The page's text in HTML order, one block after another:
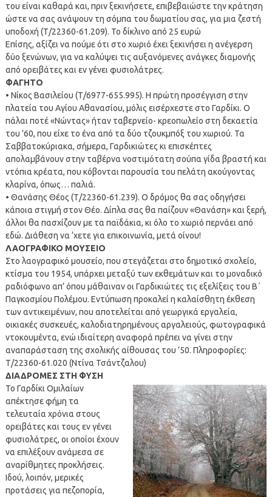
του είναι καθαρά και, πριν ξεκινήσετε, επιβεβαιώστε την κράτηση
ώστε να σας ανάψουν τη σόμπα του δωματίου σας, για μια ζεστή
υποδοχή (Τ/22360-61.209). Το δίκλινο από 25 ευρώ
Επίσης, αξίζει να πούμε ότι στο χωριό έχει ξεκινήσει η ανέγερση
δύο ξενώνων, για να καλύψει τις αυξανόμενες ανάγκες διαμονής
από ορειβάτες και εν γένει φυσιολάτρες.
ΦΑΓΗΤΟ
• Νίκος Βασιλείου (Τ/6977-655.995). Η πρώτη προσέγγιση στην
πλατεία του Αγίου Αθανασίου, μόλις εισέρχεστε στο Γαρδίκι. Ο
πάλαι ποτέ «Νώντας» ήταν ταβερνείο- κρεοπωλείο στη δεκαετία
του ’60, που είχε το ένα από τα δύο τζουκμπόξ του χωριού. Τα
Σαββατοκύριακα, σήμερα, Γαρδικιώτες κι επισκέπτες
απολαμβάνουν στην ταβέρνα νοστιμότατη σούπα γίδα βραστή και
ντόπια κρέατα, που κόβονται παρουσία του πελάτη ακούγοντας
κλαρίνα, όπως… παλιά.
• Θανάσης Θέος (Τ/22360-61.239). Ο δρόμος θα σας οδηγήσει
κάποια στιγμή στον Θέο. Δίπλα σας θα παίζουν «Θανάση» και ξερή,
άλλοι θα πασχίζουν με τα παϊδάκια, κι όλο το χωριό περνάει από
εδώ. Διάθεση να ‘χετε για επικοινωνία, μετά οίνου!
ΛΑΟΓΡΑΦΙΚΟ ΜΟΥΣΕΙΟ
Στο λαογραφικό μουσείο, που στεγάζεται στο δημοτικό σχολείο,
κτίσμα του 1954, υπάρχει μεταξύ των εκθεμάτων και το μοναδικό
ραδιόφωνο απ’ όπου μάθαιναν οι Γαρδικιώτες τις εξελίξεις του Β΄
Παγκοσμίου Πολέμου. Εντύπωση προκαλεί η καλαίσθητη έκθεση
των αντικειμένων, που αποτελείται από γεωργικά εργαλεία,
οικιακές συσκευές, καλοδιατηρημένους αργαλειούς, φωτογραφικά
ντοκουμέντα, ενώ ιδιαίτερη αναφορά πρέπει να γίνει στην
αναπαράσταση της σχολικής αίθουσας του ’50. Πληροφορίες:
Τ/22360-61.020 (Ντίνα Τσάντζαλου)
ΔΙΑΔΡΟΜΕΣ ΣΤΗ ΦΥΣΗ
Το Γαρδίκι Ομιλαίων
απέκτησε φήμη τα
τελευταία χρόνια στους
ορειβάτες και τους εν γένει
φυσιολάτρες, οι οποίοι έχουν
να επιλέξουν ανάμεσα σε
αναρίθμητες προκλήσεις.
Ιδού, λοιπόν, μερικές
προτάσεις για πεζοπορία,